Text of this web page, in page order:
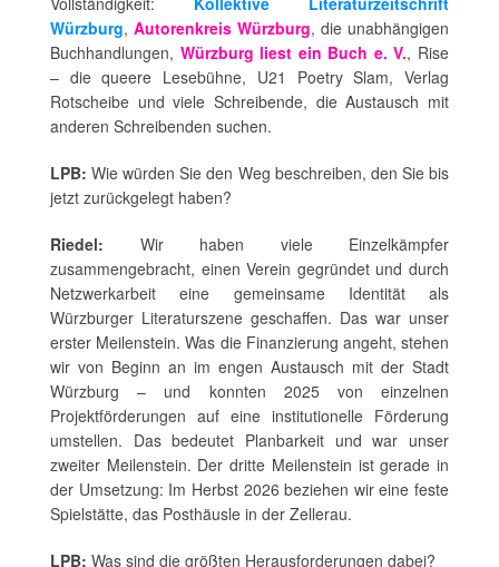
Würzburg, Autorenkreis Würzburg, die unabhängigen
Buchhandlungen, Würzburg liest ein Buch e. V., Rise
– die queere Lesebühne, U21 Poetry Slam, Verlag
Rotscheibe und viele Schreibende, die Austausch mit
anderen Schreibenden suchen.
LPB: Wie würden Sie den Weg beschreiben, den Sie bis
jetzt zurückgelegt haben?
Riedel: Wir haben viele Einzelkämpfer
zusammengebracht, einen Verein gegründet und durch
Netzwerkarbeit eine gemeinsame Identität als
Würzburger Literaturszene geschaffen. Das war unser
erster Meilenstein. Was die Finanzierung angeht, stehen
wir von Beginn an im engen Austausch mit der Stadt
Würzburg – und konnten 2025 von einzelnen
Projektförderungen auf eine institutionelle Förderung
umstellen. Das bedeutet Planbarkeit und war unser
zweiter Meilenstein. Der dritte Meilenstein ist gerade in
der Umsetzung: Im Herbst 2026 beziehen wir eine feste
Spielstätte, das Posthäusle in der Zellerau.
LPB: Was sind die größten Herausforderungen dabei?